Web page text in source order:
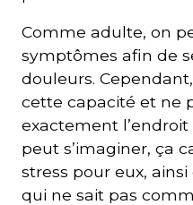
Comme adulte, on
symptômes afin de
douleurs.
cette capacité et ne
exactement
peut s’imaginer, ça
stress pour eux,
qui ne sait pas